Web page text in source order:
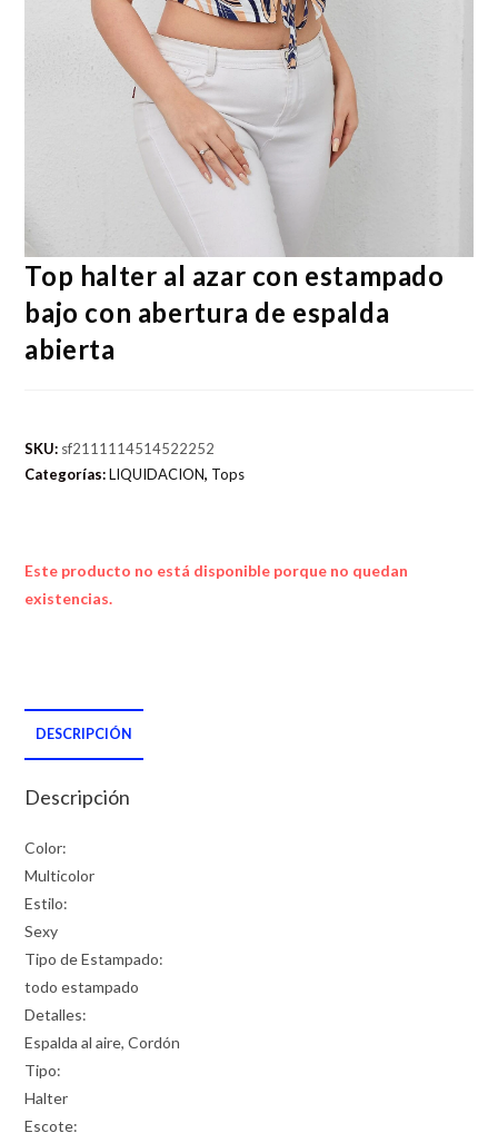
Top halter al azar con estampado
bajo con abertura de espalda
abierta
SKU: sf2111114514522252
Categorías:LIQUIDACION, Tops
Este producto no está disponible porque no quedan
existencias.
DESCRIPCIÓN
Descripción
Color:
Multicolor
Estilo:
Sexy
Tipo de Estampado:
todo estampado
Detalles:
Espalda al aire, Cordón
Tipo:
Halter
Escote: